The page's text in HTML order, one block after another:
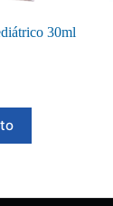
30ml